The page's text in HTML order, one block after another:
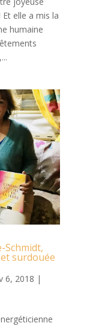
elle a mis la
humaine
Schmidt,
surdouée
6, 2018 |